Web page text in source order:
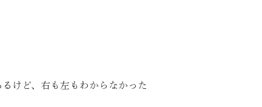
けど、右も左もわからなかった